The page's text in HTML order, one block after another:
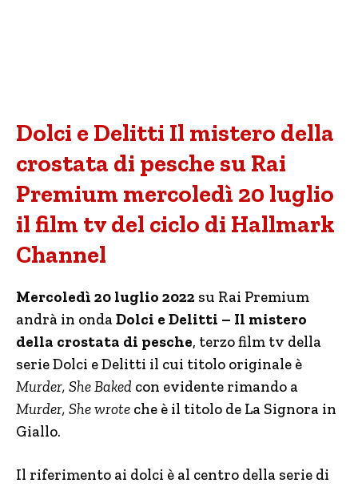
Dolci e Delitti Il mistero della
crostata di pesche su Rai
Premium mercoledì 20 luglio
il film tv del ciclo di Hallmark
Channel
Mercoledì 20 luglio 2022 su Rai Premium
andrà in ondaDolci e Delitti – Il mistero
della crostata di pesche, terzo film tv della
serie Dolci e Delitti il cui titolo originale è
Murder, She Baked con evidente rimando a
Murder, She wrote che è il titolo de La Signora in
Giallo.
Il riferimento ai dolci è al centro della serie di